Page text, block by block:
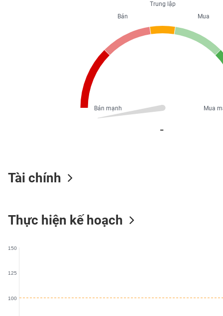
Trung lập
Mua
Mua
Bán
Bán mạnh
Tài chính
Thực hiện kế hoạch
100
150
125
TƯ
DỮ
LIỆU
Ngành